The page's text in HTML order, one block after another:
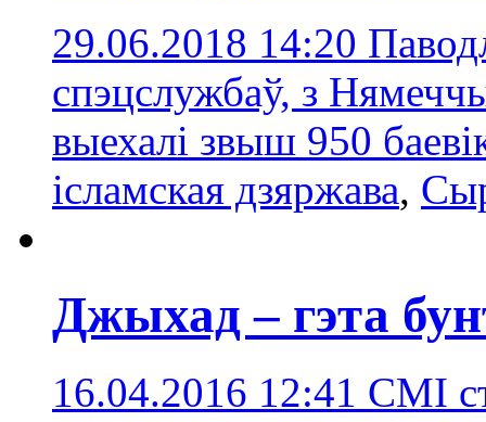
29.06.2018 14:20
спэцслужбаў, з
выехалі звыш 950
ісламская дзяржава,
Джыхад – гэта
16.04.2016 12:41 СМІ